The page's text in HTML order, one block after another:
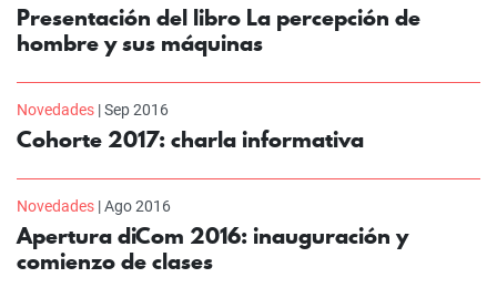
Presentación del libro La percepción de
hombre y sus máquinas
Novedades | Sep 2016
Cohorte 2017: charla informativa
Novedades | Ago 2016
Apertura diCom 2016: inauguración y
comienzo de clases